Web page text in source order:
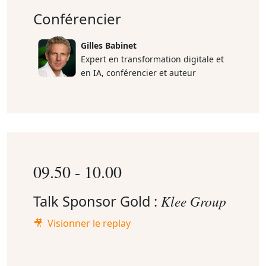
Conférencier
Gilles Babinet
Expert en transformation digitale et
en IA, conférencier et auteur
09.50 - 10.00
Talk Sponsor Gold : Klee Group
🎥 Visionner le replay